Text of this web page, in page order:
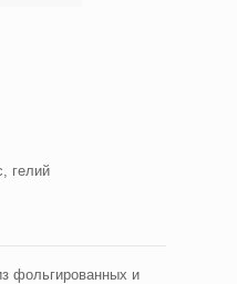
гелий
фольгированных и